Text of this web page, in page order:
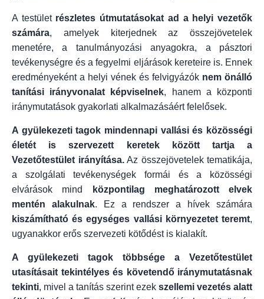
A testület részletes útmutatásokat ad a helyi vezetők
számára, amelyek kiterjednek az összejövetelek
menetére, a tanulmányozási anyagokra, a pásztori
tevékenységre és a fegyelmi eljárások kereteire is. Ennek
eredményeként a helyi vének és felvigyázók nem önálló
tanítási irányvonalat képviselnek, hanem a központi
iránymutatások gyakorlati alkalmazásáért felelősek.
A gyülekezeti tagok mindennapi vallási és közösségi
életét is szervezett keretek között tartja a
Vezetőtestület irányítása.Az összejövetelek tematikája,
a szolgálati tevékenységek formái és a közösségi
elvárások mind
központilag meghatározott elvek
mentén alakulnak. Ez a rendszer a hívek számára
kiszámítható és egységes vallási környezetet teremt,
ugyanakkor erős szervezeti kötődést is kialakít.
A gyülekezeti tagok többsége a Vezetőtestület
utasításait tekintélyes és követendő iránymutatásnak
tekinti, mivel a tanítás szerint ezek szellemi vezetés alatt